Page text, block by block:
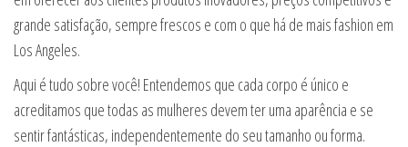
grande satisfação, sempre frescos e com o que há de mais fashion em
Los Angeles.
Aqui é tudo sobre você! Entendemos que cada corpo é único e
acreditamos que todas as mulheres devem ter uma aparência e se
sentir fantásticas, independentemente do seu tamanho ou forma.